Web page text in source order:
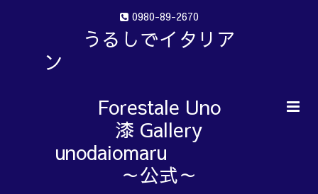
0980-89-2670
うるしでイタリア
ン
Forestale Uno
漆 Gallery
unodaiomaru
～公式～